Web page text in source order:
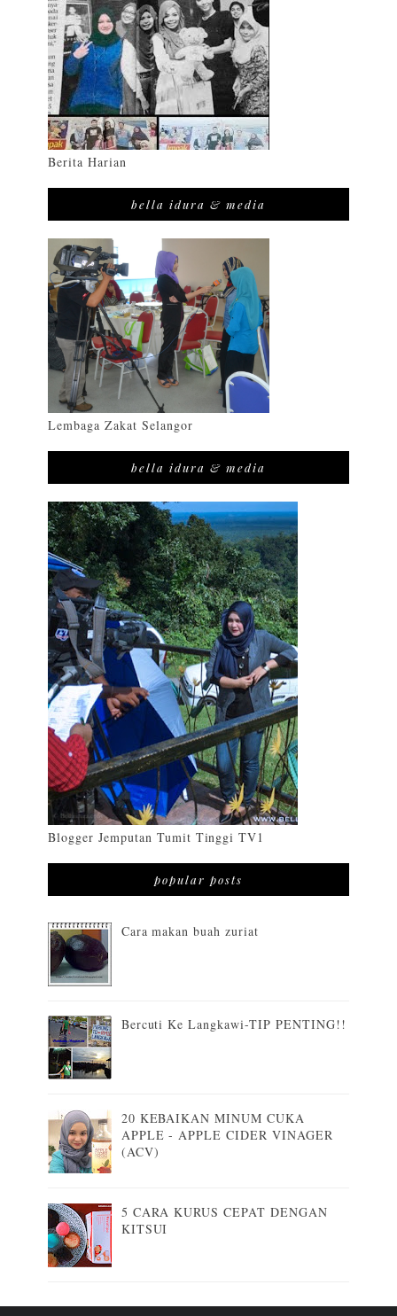
Berita Harian
bella idura & media
Lembaga Zakat Selangor
bella idura & media
Blogger Jemputan Tumit Tinggi TV1
popular posts
Cara makan buah zuriat
Bercuti Ke Langkawi-TIP PENTING!!
20 KEBAIKAN MINUM CUKA
APPLE - APPLE CIDER VINAGER
(ACV)
5 CARA KURUS CEPAT DENGAN
KITSUI